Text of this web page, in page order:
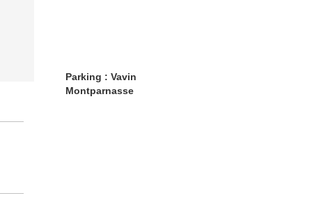
Parking : Vavin
Montparnasse